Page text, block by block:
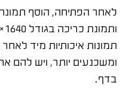
תמונות איכותיות מיד
ומשכנעים יותר, ויש להם
בדף.